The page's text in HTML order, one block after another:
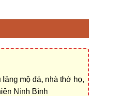
Lượng số lượng
mộ đá, nhà thờ họ,
Ninh Bình